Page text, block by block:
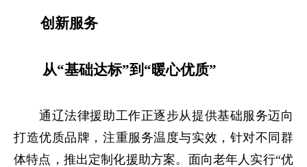
创新服务
从“基础达标”到“暖心优质”
通辽法律援助工作正逐步从提供基础服务迈向
打造优质品牌，注重服务温度与实效，针对不同群
体特点，推出定制化援助方案。面向老年人实行“优